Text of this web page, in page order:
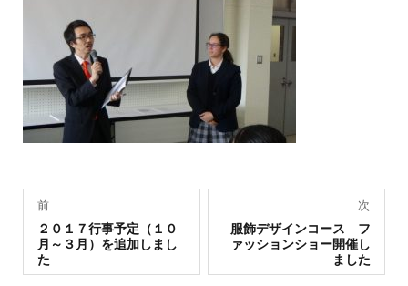
稿
前
過
去
の
投
稿:
２０１７行事予定（１０
月～３月）を追加しまし
た
次
次
の
投
服飾デザインコース フ
ァッションショー開催し
ました